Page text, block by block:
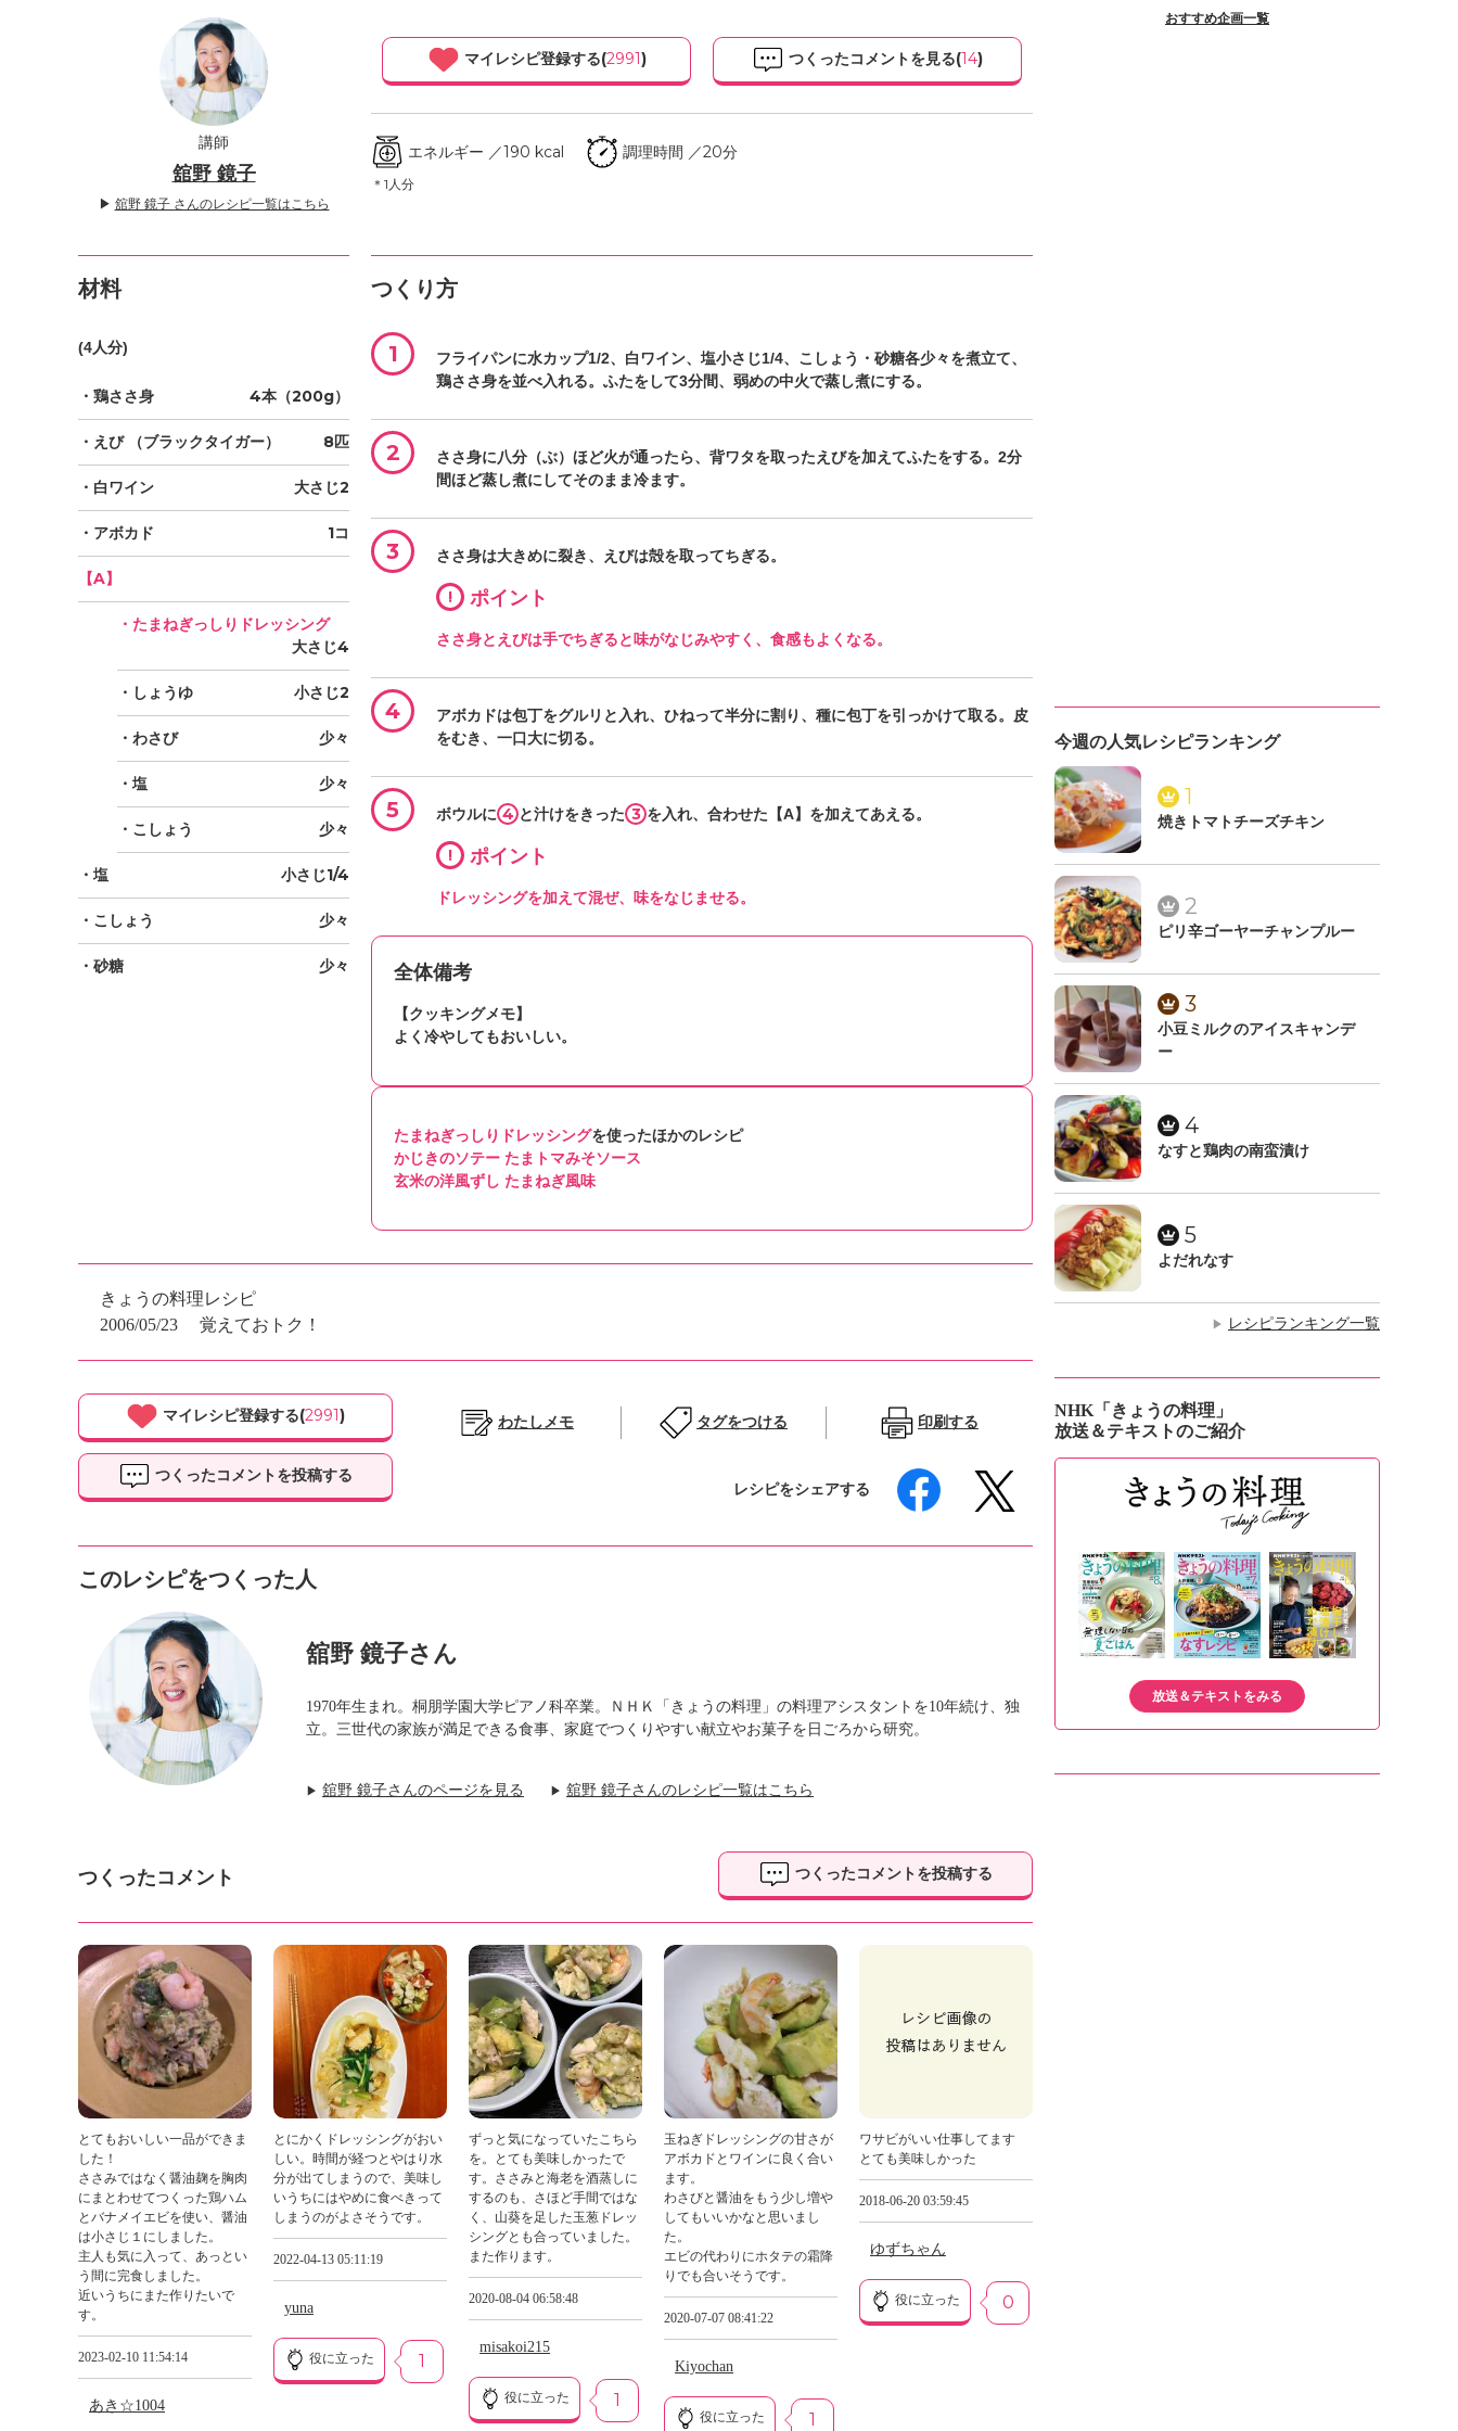
講師
舘野 鏡子
▶ 舘野 鏡子 さんのレシピ一覧はこちら
マイレシピ登録する(2991) つくったコメントを見る(14)
エネルギー ／190 kcal
＊1人分
調理時間 ／20分
材料
(4人分)
・鶏ささ身 4本（200g）
・えび（ブラックタイガー） 8匹
・白ワイン 大さじ2
・アボカド 1コ
【A】
・たまねぎっしりドレッシング
大さじ4
・しょうゆ 小さじ2
・わさび 少々
・塩 少々
・こしょう 少々
・塩 小さじ1/4
・こしょう 少々
・砂糖 少々
つくり方
1
フライパンに水カップ1/2、白ワイン、塩小さじ1/4、こしょう・砂糖各少々を煮立て、
鶏ささ身を並べ入れる。ふたをして3分間、弱めの中火で蒸し煮にする。
2
ささ身に八分（ぶ）ほど火が通ったら、背ワタを取ったえびを加えてふたをする。2分
間ほど蒸し煮にしてそのまま冷ます。
3 ささ身は大きめに裂き、えびは殻を取ってちぎる。
! ポイント
ささ身とえびは手でちぎると味がなじみやすく、食感もよくなる。
4
アボカドは包丁をグルリと入れ、ひねって半分に割り、種に包丁を引っかけて取る。皮
をむき、一口大に切る。
5 ボウルに 4 と汁けをきった 3 を入れ、合わせた【A】を加えてあえる。
! ポイント
ドレッシングを加えて混ぜ、味をなじませる。
全体備考
【クッキングメモ】
よく冷やしてもおいしい。
たまねぎっしりドレッシングを使ったほかのレシピ
かじきのソテー たまトマみそソース
玄米の洋風ずし たまねぎ風味
きょうの料理レシピ
2006/05/23
覚えておトク！
マイレシピ登録する(2991)
つくったコメントを投稿する
わたしメモ タグをつける 印刷する
レシピをシェアする
このレシピをつくった人
舘野 鏡子さん
1970年生まれ。桐朋学園大学ピアノ科卒業。ＮＨＫ「きょうの料理」の料理アシスタントを10年続け、独
立。三世代の家族が満足できる食事、家庭でつくりやすい献立やお菓子を日ごろから研究。
▶ 舘野 鏡子さんのページを見る ▶ 舘野 鏡子さんのレシピ一覧はこちら
つくったコメント つくったコメントを投稿する
とてもおいしい一品ができま
した！
ささみではなく醤油麹を胸肉
にまとわせてつくった鶏ハム
とバナメイエビを使い、醤油
は小さじ１にしました。
主人も気に入って、あっとい
う間に完食しました。
近いうちにまた作りたいで
す。
2023-02-10 11:54:14
あき☆1004
とにかくドレッシングがおい
しい。時間が経つとやはり水
分が出てしまうので、美味し
いうちにはやめに食べきって
しまうのがよさそうです。
2022-04-13 05:11:19
yuna
役に立った 1
ずっと気になっていたこちら
を。とても美味しかったで
す。ささみと海老を酒蒸しに
するのも、さほど手間ではな
く、山葵を足した玉葱ドレッ
シングとも合っていました。
また作ります。
2020-08-04 06:58:48
misakoi215
役に立った 1
玉ねぎドレッシングの甘さが
アボカドとワインに良く合い
ます。
わさびと醤油をもう少し増や
してもいいかなと思いまし
た。
エビの代わりにホタテの霜降
りでも合いそうです。
2020-07-07 08:41:22
Kiyochan
役に立った 1
ワサビがいい仕事してます
とても美味しかった
2018-06-20 03:59:45
ゆずちゃん
役に立った 0
おすすめ企画一覧
今週の人気レシピランキング
1
焼きトマトチーズチキン
2
ピリ辛ゴーヤーチャンプルー
3
小豆ミルクのアイスキャンデ
ー
4
なすと鶏肉の南蛮漬け
5
よだれなす
▶ レシピランキング一覧
NHK「きょうの料理」
放送＆テキストのご紹介
放送＆テキストをみる